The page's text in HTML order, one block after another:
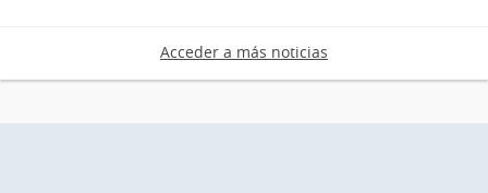
Acceder a más noticias